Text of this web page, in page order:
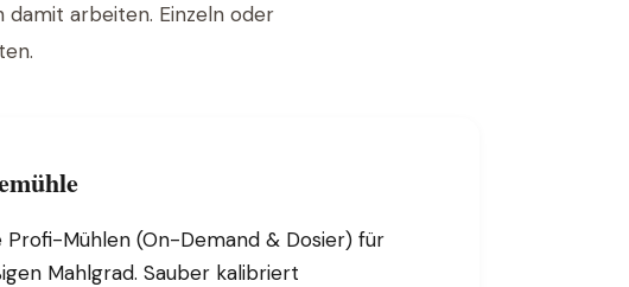
arbeiten. Einzeln oder
Profi-Mühlen (On-Demand & Dosier) für
Mahlgrad. Sauber kalibriert